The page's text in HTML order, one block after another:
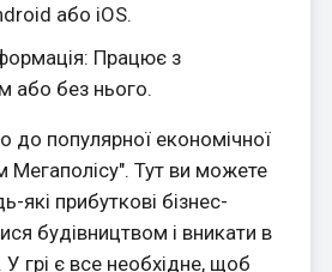
або iOS.
Працює з
або без нього.
до популярної економічної
Мегаполісу". Тут ви можете
які прибуткові бізнес-
будівництвом і вникати в
У грі є все необхідне, щоб